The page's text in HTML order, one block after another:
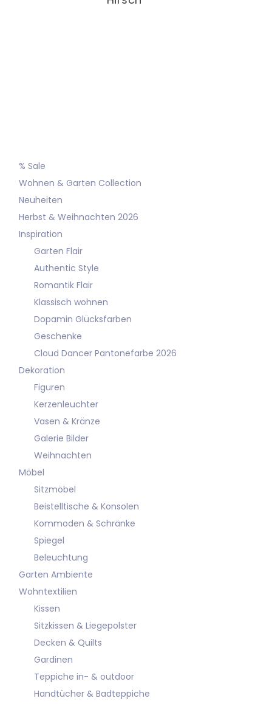
% Sale
Wohnen & Garten Collection
Neuheiten
Herbst & Weihnachten 2026
Inspiration
Garten Flair
Authentic Style
Romantik Flair
Klassisch wohnen
Dopamin Glücksfarben
Geschenke
Cloud Dancer Pantonefarbe 2026
Dekoration
Figuren
Kerzenleuchter
Vasen & Kränze
Galerie Bilder
Weihnachten
Möbel
Sitzmöbel
Beistelltische & Konsolen
Kommoden & Schränke
Spiegel
Beleuchtung
Garten Ambiente
Wohntextilien
Kissen
Sitzkissen & Liegepolster
Decken & Quilts
Gardinen
Teppiche in- & outdoor
Handtücher & Badteppiche